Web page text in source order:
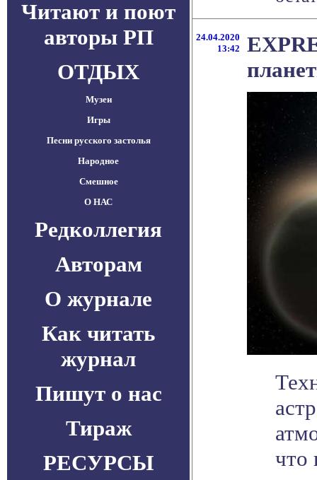
Читают и поют
авторы РП
ОТДЫХ
Музеи
Игры
Песни русского застолья
Народное
Смешное
О НАС
Редколлегия
Авторам
О журнале
Как читать
журнал
Пишут о нас
Тираж
РЕСУРСЫ
24.04.2020
13:42
что